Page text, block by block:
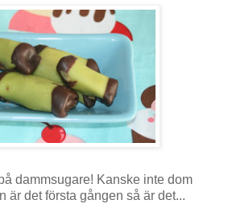
dammsugare! Kanske inte dom
är det första gången så är det...